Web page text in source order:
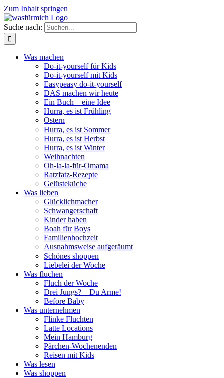
Zum Inhalt springen
Suche nach:
Was machen
Do-it-yourself für Kids
Do-it-yourself mit Kids
Easypeasy do-it-yourself
DAS machen wir heute
Ein Buch – eine Idee
Hurra, es ist Frühling
Ostern
Hurra, es ist Sommer
Hurra, es ist Herbst
Hurra, es ist Winter
Weihnachten
Oh-la-la-für-Omama
Ratzfatz-Rezepte
Gelüsteküche
Was lieben
Glücklichmacher
Schwangerschaft
Kinder haben
Boah für Boys
Familienhochzeit
Ausnahmsweise aufgeräumt
Schönes shoppen
Liebelei der Woche
Was fluchen
Fluch der Woche
Drei Jungs? – Du Arme!
Before Baby
Was unternehmen
Flinke Fluchten
Latte Locations
Mein Hamburg
Pärchen-Wochenenden
Reisen mit Kids
Was lesen
Was shoppen